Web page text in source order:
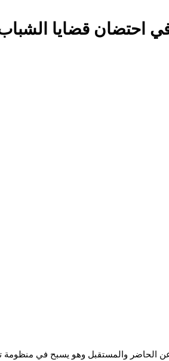
احتضان قضايا
الحاضر والمستقبل وهو يسبح في منظومة